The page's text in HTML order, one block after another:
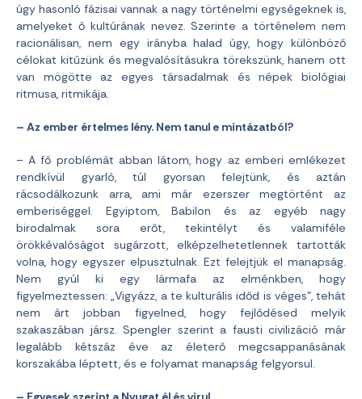
úgy hasonló fázisai vannak a nagy történelmi egységeknek is,
amelyeket ő kultúrának nevez. Szerinte a történelem nem
racionálisan, nem egy irányba halad úgy, hogy különböző
célokat kitűzünk és megvalósításukra törekszünk, hanem ott
van mögötte az egyes társadalmak és népek biológiai
ritmusa, ritmikája.
– Az ember értelmes lény. Nem tanul e mintázatból?
– A fő problémát abban látom, hogy az emberi emlékezet
rendkívül gyarló, túl gyorsan felejtünk, és aztán
rácsodálkozunk arra, ami már ezerszer megtörtént az
emberiséggel. Egyiptom, Babilon és az egyéb nagy
birodalmak sora erőt, tekintélyt és valamiféle
örökkévalóságot sugárzott, elképzelhetetlennek tartották
volna, hogy egyszer elpusztulnak. Ezt felejtjük el manapság.
Nem gyúl ki egy lármafa az elménkben, hogy
figyelmeztessen: „Vigyázz, a te kulturális időd is véges”, tehát
nem árt jobban figyelned, hogy fejlődésed melyik
szakaszában jársz. Spengler szerint a fausti civilizáció már
legalább kétszáz éve az életerő megcsappanásának
korszakába léptett, és e folyamat manapság felgyorsul.